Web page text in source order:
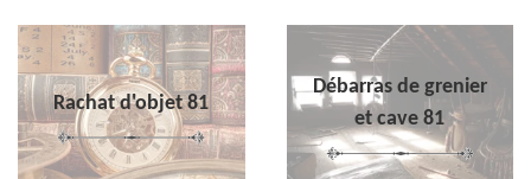
Rachat d'objet 81
Débarras de grenier
et cave 81